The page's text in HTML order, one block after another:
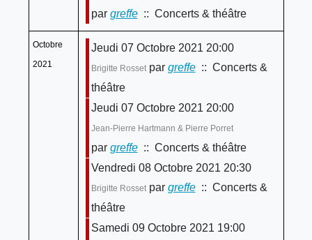
par greffe:: Concerts & théâtre
Octobre
2021
Jeudi 07 Octobre 2021 20:00
Brigitte Rossetpar greffe:: Concerts &
théâtre
Jeudi 07 Octobre 2021 20:00
Jean-Pierre Hartmann & Pierre Porret
par greffe:: Concerts & théâtre
Vendredi 08 Octobre 2021 20:30
Brigitte Rossetpar greffe:: Concerts &
théâtre
Samedi 09 Octobre 2021 19:00